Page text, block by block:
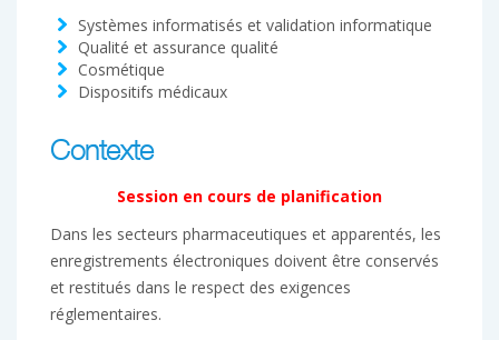
Systèmes informatisés et validation informatique
Qualité et assurance qualité
Cosmétique
Dispositifs médicaux
Contexte
Session en cours de planification
Dans les secteurs pharmaceutiques et apparentés, les
enregistrements électroniques doivent être conservés
et restitués dans le respect des exigences
réglementaires.